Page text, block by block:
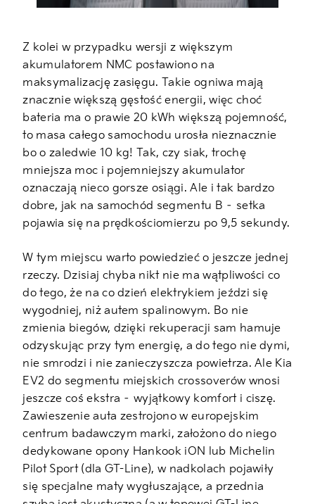
Z kolei w przypadku wersji z większym
akumulatorem NMC postawiono na
maksymalizację zasięgu. Takie ogniwa mają
znacznie większą gęstość energii, więc choć
bateria ma o prawie 20 kWh większą pojemność,
to masa całego samochodu urosła nieznacznie
bo o zaledwie 10 kg! Tak, czy siak, trochę
mniejsza moc i pojemniejszy akumulator
oznaczają nieco gorsze osiągi. Ale i tak bardzo
dobre, jak na samochód segmentu B – setka
pojawia się na prędkościomierzu po 9,5 sekundy.
W tym miejscu warto powiedzieć o jeszcze jednej
rzeczy. Dzisiaj chyba nikt nie ma wątpliwości co
do tego, że na co dzień elektrykiem jeździ się
wygodniej, niż autem spalinowym. Bo nie
zmienia biegów, dzięki rekuperacji sam hamuje
odzyskując przy tym energię, a do tego nie dymi,
nie smrodzi i nie zanieczyszcza powietrza. Ale Kia
EV2 do segmentu miejskich crossoverów wnosi
jeszcze coś ekstra – wyjątkowy komfort i ciszę.
Zawieszenie auta zestrojono w europejskim
centrum badawczym marki, założono do niego
dedykowane opony Hankook iON lub Michelin
Pilot Sport (dla GT-Line), w nadkolach pojawiły
się specjalne maty wygłuszające, a przednia